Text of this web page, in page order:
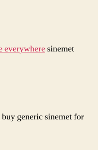
everywheresinemet
buy generic sinemet for